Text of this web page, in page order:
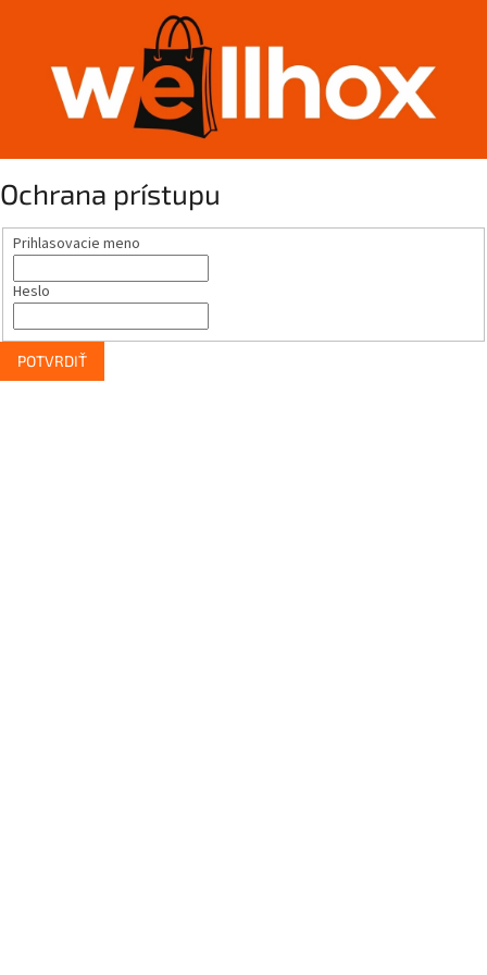
Ochrana prístupu
Prihlasovacie meno
Heslo
POTVRDIŤ